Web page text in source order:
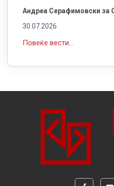
Андреа Серафимовски за
30.07.2026
Повеќе вести...